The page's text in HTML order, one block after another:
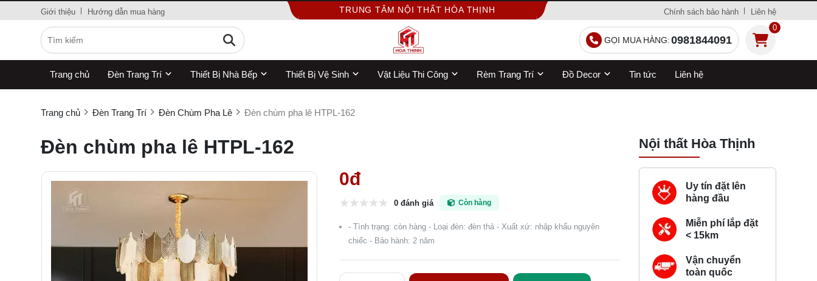
Giới thiệu Hướng dẫn mua hàng TRUNG TÂM NỘI THẤT HÒA THỊNH Chính sách bảo hành Liên hệ
GỌI MUA HÀNG:0981844091
0
Trang chủ Đèn Trang Trí Thiết Bị Nhà Bếp Thiết Bị Vệ Sinh Vật Liệu Thi Công Rèm Trang Trí Đồ Decor Tin tức Liên hệ
Trang chủ Đèn Trang Trí Đèn Chùm Pha Lê Đèn chùm pha lê HTPL-162
Đèn chùm pha lê HTPL-162
0đ
0 đánh giá Còn hàng
- Tình trạng: còn hàng - Loại đèn: đèn thả - Xuất xứ: nhập khẩu nguyên
chiếc - Bảo hành: 2 năm
Nội thất Hòa Thịnh
Uy tín đặt lên
hàng đầu
Miễn phí lắp đặt
< 15km
Vận chuyển
toàn quốc